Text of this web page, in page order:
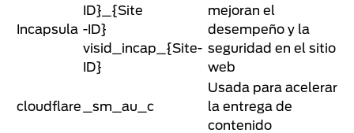
Incapsula
ID}_{Site
-ID}
visid_incap_{Site-
ID}
mejoran el
desempeño y la
seguridad en el sitio
web
cloudflare _sm_au_c
Usada para acelerar
la entrega de
contenido